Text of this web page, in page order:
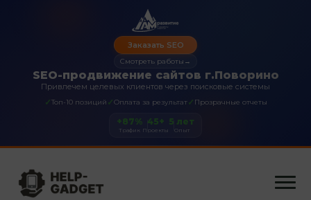
SEO-продвижение сайтов г.Поворино
Привлечем целевых клиентов через поисковые системы
✓Топ-10 позиций ✓Оплата за результат✓ Прозрачные отчеты
Заказать SEO
Смотреть работы →
+87%
Трафик
45+
Проекты
5 лет
Опыт